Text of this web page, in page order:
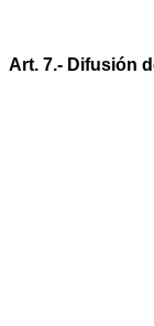
Art. 7.- Difusión